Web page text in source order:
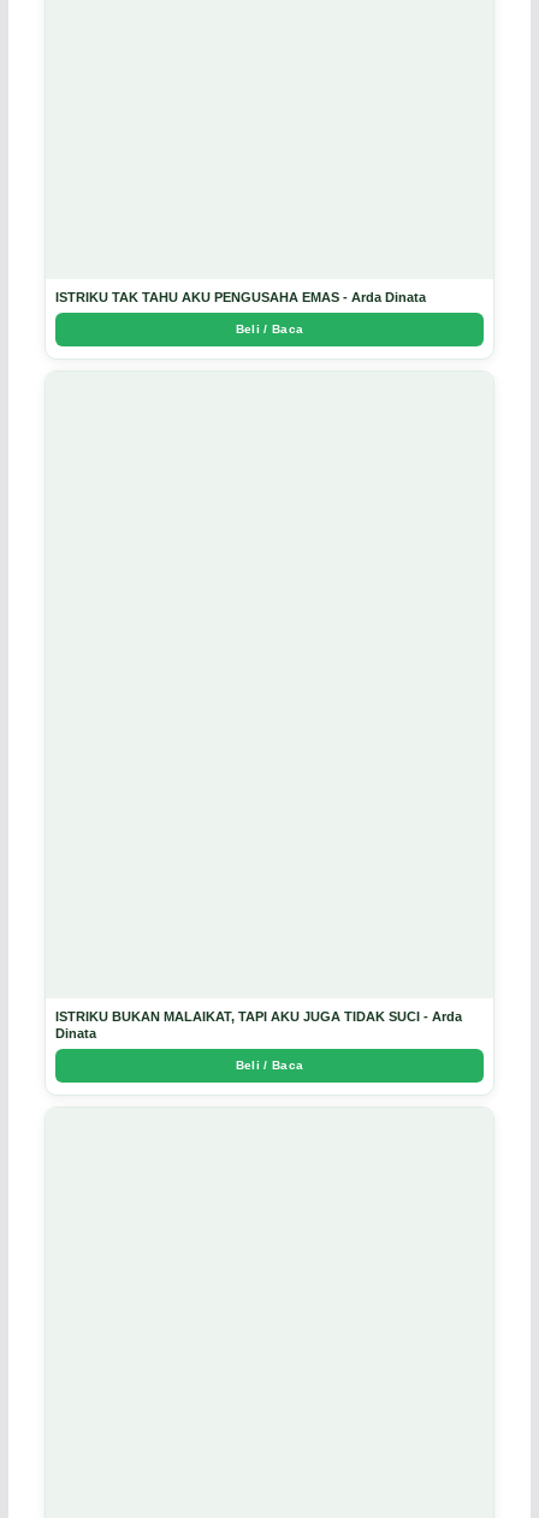
ISTRIKU TAK TAHU AKU PENGUSAHA EMAS - Arda Dinata
Beli / Baca
ISTRIKU BUKAN MALAIKAT, TAPI AKU JUGA TIDAK SUCI - Arda
Dinata
Beli / Baca